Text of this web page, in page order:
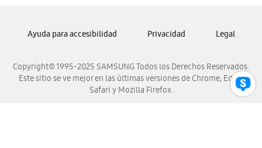
Samsung Venezuela
Copyright© 1995-2025 SAMSUNG Todos los Derechos Reservados.
Este sitio se ve mejor en las últimas versiones de Chrome, Edge,
Safari y Mozilla Firefox.
Ayuda para accesibilidad Privacidad Legal